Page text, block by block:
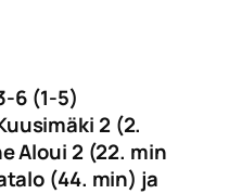
6 (1-5)
2 (2.
Aloui 2 (22. min
(44. min) ja